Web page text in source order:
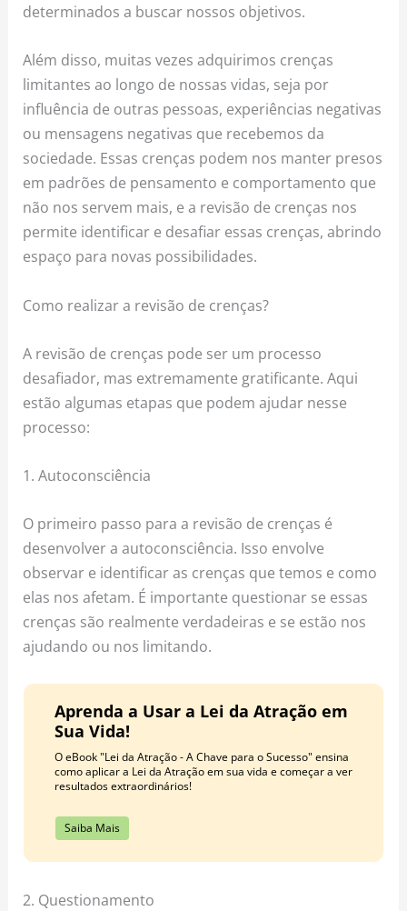
determinados a buscar nossos objetivos.
Além disso, muitas vezes adquirimos crenças
limitantes ao longo de nossas vidas, seja por
influência de outras pessoas, experiências negativas
ou mensagens negativas que recebemos da
sociedade. Essas crenças podem nos manter presos
em padrões de pensamento e comportamento que
não nos servem mais, e a revisão de crenças nos
permite identificar e desafiar essas crenças, abrindo
espaço para novas possibilidades.
Como realizar a revisão de crenças?
A revisão de crenças pode ser um processo
desafiador, mas extremamente gratificante. Aqui
estão algumas etapas que podem ajudar nesse
processo:
1. Autoconsciência
O primeiro passo para a revisão de crenças é
desenvolver a autoconsciência. Isso envolve
observar e identificar as crenças que temos e como
elas nos afetam. É importante questionar se essas
crenças são realmente verdadeiras e se estão nos
ajudando ou nos limitando.
Aprenda a Usar a Lei da Atração em
Sua Vida!
O eBook "Lei da Atração - A Chave para o Sucesso" ensina
como aplicar a Lei da Atração em sua vida e começar a ver
resultados extraordinários!
Saiba Mais
2. Questionamento